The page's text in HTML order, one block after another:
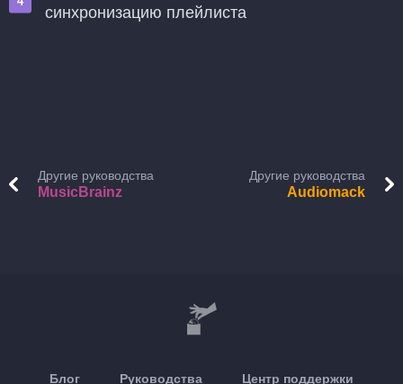
синхронизацию плейлиста
Другие руководства
MusicBrainz
Другие руководства
Audiomack
Блог Руководства Центр поддержки